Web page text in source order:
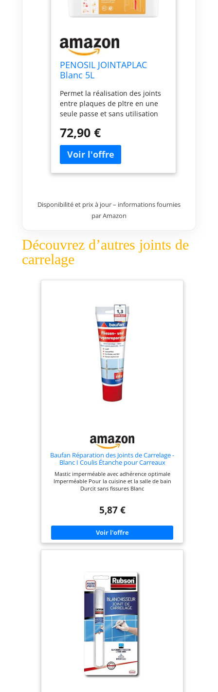
PENOSIL JOINTAPLAC
Blanc 5L
Permet la réalisation des joints
entre plaques de pltre en une
seule passe et sans utilisation
bande grillagée Grâce à sa
formulation spécifique et sans
eau ajoutée, le Jointaplac est
considéré sans retrait Ne fissure
pas pendant ni après le séchage
Jointaplac peut être poncé,
enduit et peint après un
l’énergie
72,90 €
Disponibilité et prix à jour – informations fournies
par Amazon
Découvrez d’autres joints de
carrelage
Baufan Réparation des Joints de Carrelage -
Blanc I Coulis Étanche pour Carreaux
Muraux Cuisine & Salle de Bain I Durcit Sans
Fissure I Intérieur
Mastic imperméable avec adhérence optimale
Imperméable Pour la cuisine et la salle de bain
Durcit sans fissures Blanc
5,87 €